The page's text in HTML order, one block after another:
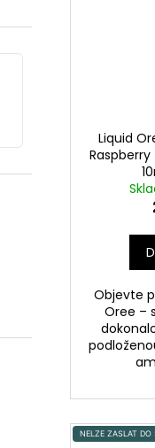
Liquid
Objevte
Oree –
NELZE ZASLAT DO